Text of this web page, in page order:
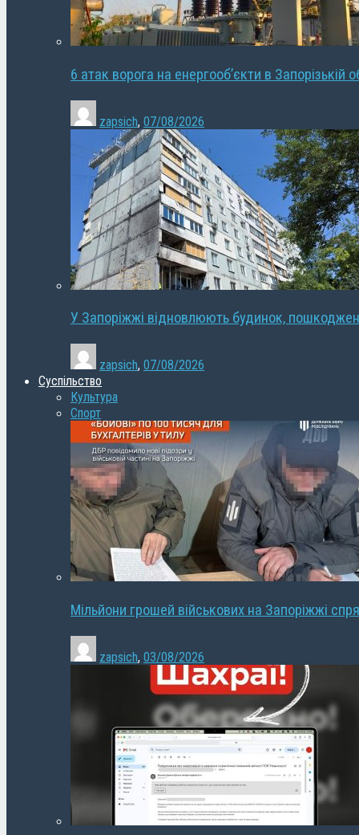
6 атак ворога на енергооб’єкти в Запорізькій
zapsich, 07/08/2026
У Запоріжжі відновлюють будинок,
zapsich, 07/08/2026
Суспільство
Культура
Спорт
Мільйони грошей військових на Запоріжжі
zapsich, 03/08/2026